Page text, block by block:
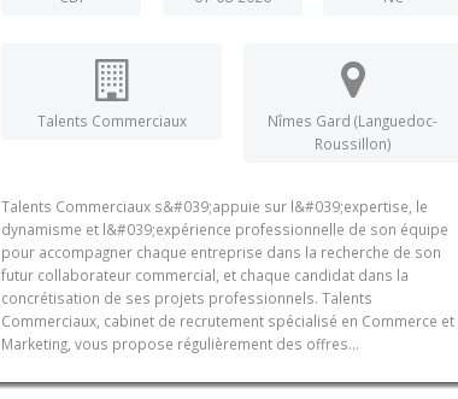
Talents Commerciaux
Nîmes Gard (Languedoc-
Roussillon)
Talents Commerciaux s&#039;appuie sur l&#039;expertise, le
dynamisme et l&#039;expérience professionnelle de son équipe
pour accompagner chaque entreprise dans la recherche de son
futur collaborateur commercial, et chaque candidat dans la
concrétisation de ses projets professionnels. Talents
Commerciaux, cabinet de recrutement spécialisé en Commerce et
Marketing, vous propose régulièrement des offres...